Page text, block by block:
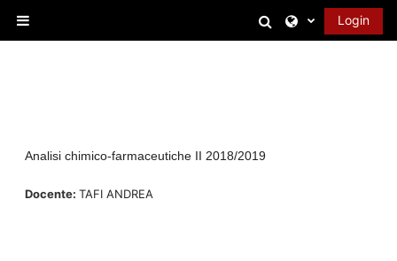
Attiva/disattiva
Login
Analisi chimico-farmaceutiche II 2018/2019
Docente: TAFI ANDREA